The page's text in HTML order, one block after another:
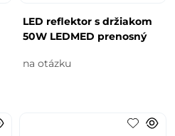
LED reflektor s držiakom
50W LEDMED prenosný
na otázku